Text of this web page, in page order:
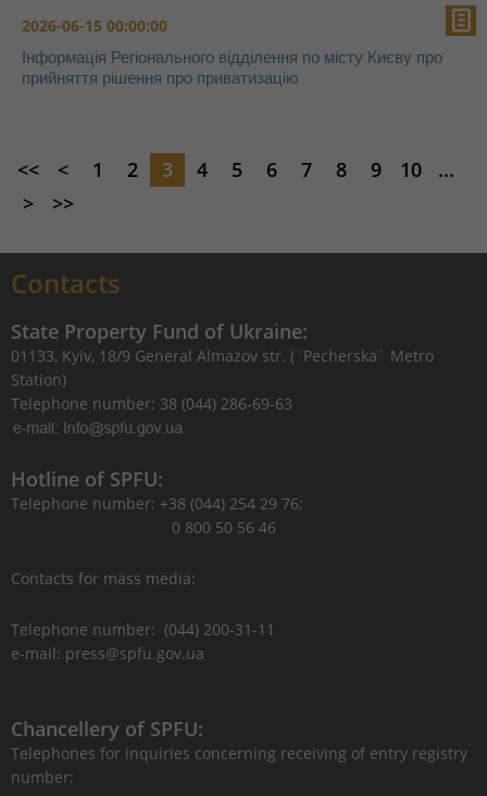
2026-06-15 00:00:00
Інформація Регіонального відділення по місту Києву про
прийняття рішення про приватизацію
<< < 1 2 3 4 5 6 7 8 9 10
...
>
>>
Contacts
State Property Fund of Ukraine:
01133, Kyiv, 18/9 General Almazov str. (`Pecherska` Metro
Station)
Telephone number: 38 (044) 286-69-63
Hotline of SPFU:
Telephone number: +38 (044) 254 29 76;
0 800 50 56 46
Contacts for mass media:
Telephone number: (044) 200-31-11
e-mail: press@spfu.gov.ua
Chancellery of SPFU:
Telephones for inquiries concerning receiving of entry registry
number: